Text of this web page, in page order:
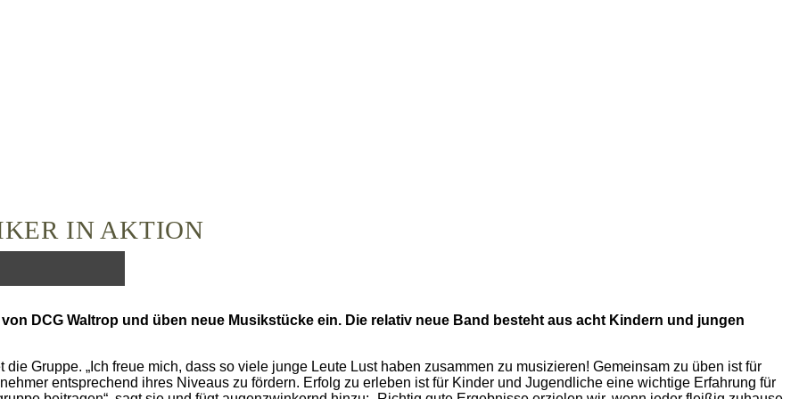
IN AKTION
DCG Waltrop und üben neue Musikstücke ein. Die relativ neue Band besteht aus acht Kindern und jungen
Gruppe. „Ich freue mich, dass so viele junge Leute Lust haben zusammen zu musizieren! Gemeinsam zu üben ist für
entsprechend ihres Niveaus zu fördern. Erfolg zu erleben ist für Kinder und Jugendliche eine wichtige Erfahrung für